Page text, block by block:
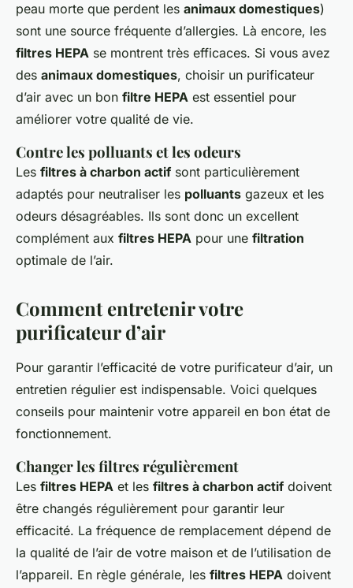
peau morte que perdent les animaux domestiques)
sont une source fréquente d’allergies. Là encore, les
filtres HEPA se montrent très efficaces. Si vous avez
des animaux domestiques, choisir un purificateur
d’air avec un bon filtre HEPA est essentiel pour
améliorer votre qualité de vie.
Contre les polluants et les odeurs
Les filtres à charbon actif sont particulièrement
adaptés pour neutraliser les polluants gazeux et les
odeurs désagréables. Ils sont donc un excellent
complément aux filtres HEPA pour une filtration
optimale de l’air.
Comment entretenir votre
purificateur d’air
Pour garantir l’efficacité de votre purificateur d’air, un
entretien régulier est indispensable. Voici quelques
conseils pour maintenir votre appareil en bon état de
fonctionnement.
Changer les filtres régulièrement
Les filtres HEPA et les filtres à charbon actif doivent
être changés régulièrement pour garantir leur
efficacité. La fréquence de remplacement dépend de
la qualité de l’air de votre maison et de l’utilisation de
l’appareil. En règle générale, les filtres HEPA doivent